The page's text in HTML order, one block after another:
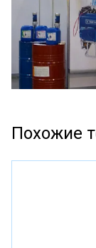
Похожие